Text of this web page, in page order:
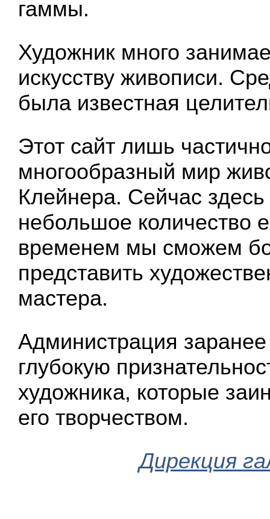
гаммы.
Художник много
искусству живописи.
была известная
Этот сайт лишь
многообразный мир
Клейнера. Сейчас
небольшое количество
временем мы сможем
представить
мастера.
Администрация
глубокую
художника, которые
его творчеством.
Дирекция